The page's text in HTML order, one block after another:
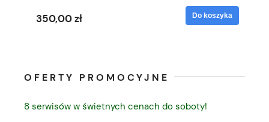
350,00 zł Do koszyka
OFERTY PROMOCYJNE
8 serwisów w świetnych cenach do soboty!